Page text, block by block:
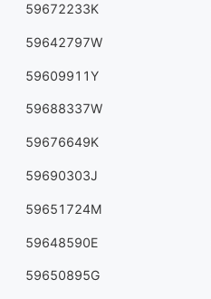
59672233K
59642797W
59609911Y
59688337W
59676649K
59690303J
59651724M
59648590E
59650895G